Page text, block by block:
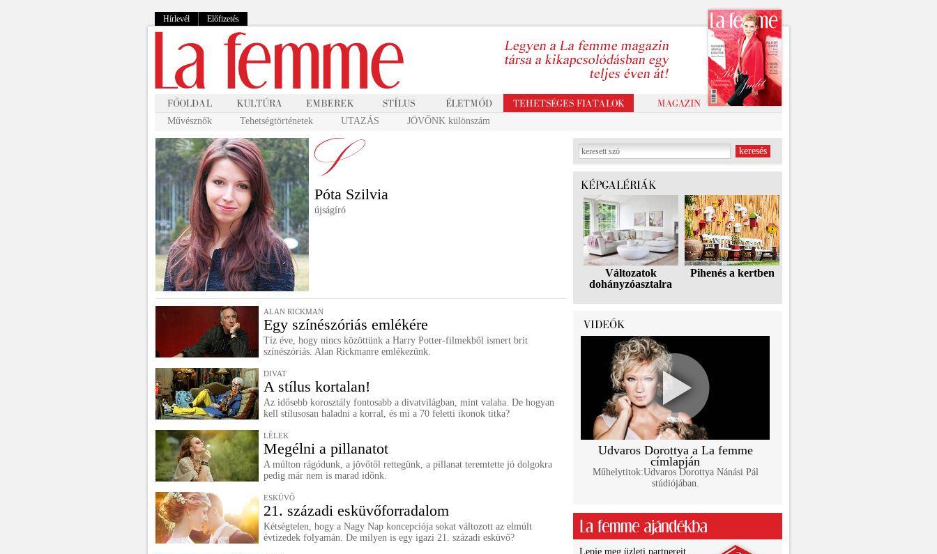
Hírlevél Előfizetés
Művésznők Tehetségtörténetek UTAZÁS JÖVŐNK különszám
Póta Szilvia
újságíró
ALAN RICKMAN
Egy színészóriás emlékére
Tíz éve, hogy nincs közöttünk a Harry Potter-filmekből ismert brit
színészóriás. Alan Rickmanre emlékezünk.
DIVAT
A stílus kortalan!
Az idősebb korosztály fontosabb a divatvilágban, mint valaha. De hogyan
kell stílusosan haladni a korral, és mi a 70 feletti ikonok titka?
LÉLEK
Megélni a pillanatot
A múlton rágódunk, a jövőtől rettegünk, a pillanat teremtette jó dolgokra
pedig már nem is marad időnk.
ESKÜVŐ
21. századi esküvőforradalom
Kétségtelen, hogy a Nagy Nap koncepciója sokat változott az elmúlt
évtizedek folyamán. De milyen is egy igazi 21. századi esküvő?
Változatok
dohányzóasztalra
Pihenés a kertben
Udvaros Dorottya a La femme
címlapján
Műhelytitok:Udvaros Dorottya Nánási Pál
stúdiójában.
Lepje meg üzleti partnereit,